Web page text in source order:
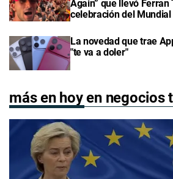
Again” que llevó Ferran
celebración del Mundial
La novedad que trae
"te va a doler"
más en hoy en negocios